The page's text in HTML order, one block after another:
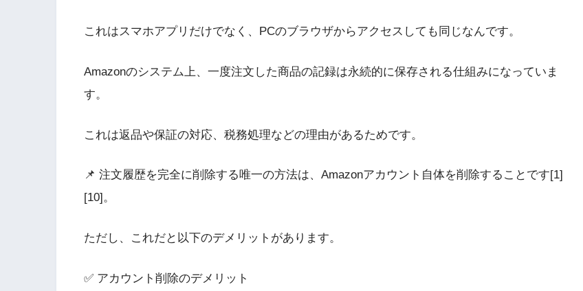
これはスマホアプリだけでなく、PCのブラウザからアクセスしても同じなんです。
Amazonのシステム上、一度注文した商品の記録は永続的に保存される仕組みになっていま
す。
これは返品や保証の対応、税務処理などの理由があるためです。
📌 注文履歴を完全に削除する唯一の方法は、Amazonアカウント自体を削除することです[1]
[10]。
ただし、これだと以下のデメリットがあります。
✅ アカウント削除のデメリット